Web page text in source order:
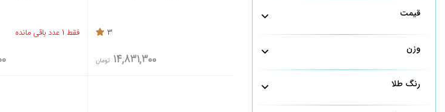
قیمت
وزن
رنگ طلا
3
14,831,300 تومان
فقط 1 عدد باقی مانده